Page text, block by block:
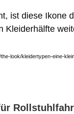
ist diese
Kleiderhälfte
look/kleidertypen-eine-